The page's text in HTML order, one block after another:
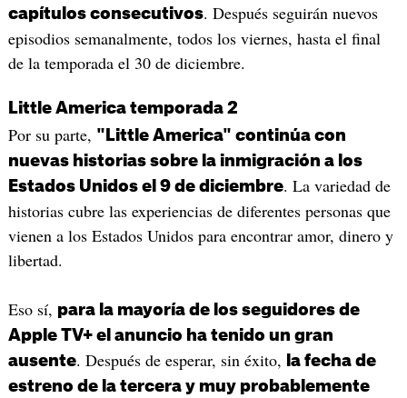
capítulos consecutivos. Después seguirán nuevos
episodios semanalmente, todos los viernes, hasta el final
de la temporada el 30 de diciembre.
Little America temporada 2
Por su parte, "Little America" ​​continúa con
nuevas historias sobre la inmigración a los
Estados Unidos el 9 de diciembre. La variedad de
historias cubre las experiencias de diferentes personas que
vienen a los Estados Unidos para encontrar amor, dinero y
libertad.
Eso sí, para la mayoría de los seguidores de
Apple TV+ el anuncio ha tenido un gran
ausente. Después de esperar, sin éxito,
la fecha de
estreno de la tercera y muy probablemente